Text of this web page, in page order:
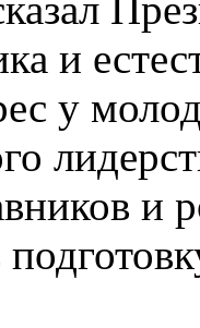
и
у
и